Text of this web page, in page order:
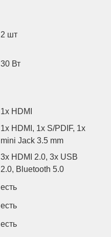
2 шт
30 Вт
1x HDMI
1x HDMI, 1x S/PDIF, 1x
mini Jack 3.5 mm
3x HDMI 2.0, 3x USB
2.0, Bluetooth 5.0
есть
есть
есть